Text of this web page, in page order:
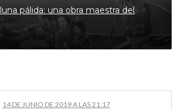
pálida: una obra maestra del
14 DE JUNIO DE 2019 A LAS 21:17